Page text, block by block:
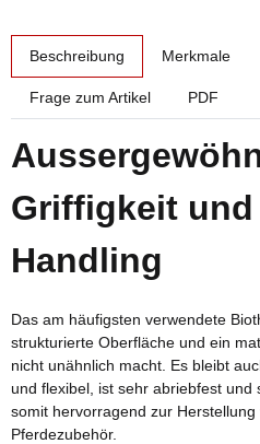
Beschreibung Merkmale
Frage zum Artikel PDF
Griffigkeit
Handling
Das am häufigsten verwendete
strukturierte Oberfläche und ein
nicht unähnlich macht. Es bleibt
und flexibel, ist sehr abriebfest und
somit hervorragend zur
Pferdezubehör.